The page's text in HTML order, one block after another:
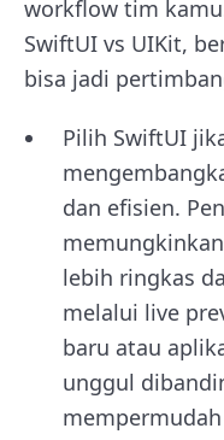
workflow tim
SwiftUI vs UIKit,
bisa jadi
Pilih SwiftUI
dan efisien.
lebih ringkas
melalui live
baru atau
unggul